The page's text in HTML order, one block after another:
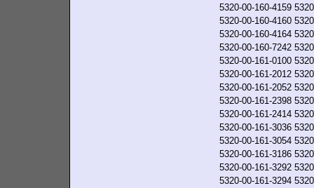
5320-00-160-4159
5320-00-160-4160
5320-00-160-4164
5320-00-160-7242
5320-00-161-0100
5320-00-161-2012
5320-00-161-2052
5320-00-161-2398
5320-00-161-2414
5320-00-161-3036
5320-00-161-3054
5320-00-161-3186
5320-00-161-3292
5320-00-161-3294